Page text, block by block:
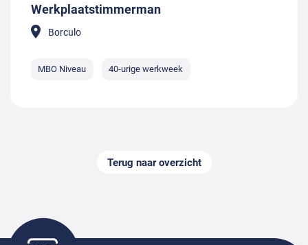
Werkplaatstimmerman
Borculo
MBO Niveau 40-urige werkweek
Terug naar overzicht